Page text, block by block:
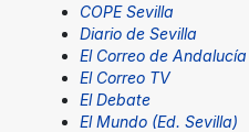
COPE Sevilla
Diario de Sevilla
El Correo de Andalucía
El Correo TV
El Debate
El Mundo (Ed. Sevilla)